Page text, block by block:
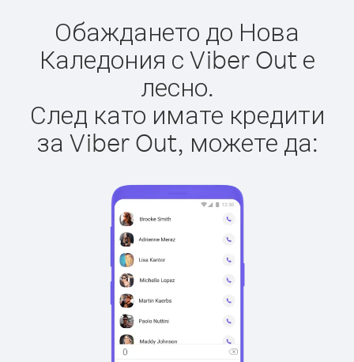
Обаждането до Нова
Каледония с Viber Out е
лесно.
След като имате кредити
за Viber Out, можете да: